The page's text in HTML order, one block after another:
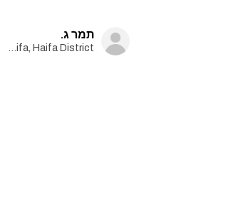
תמר ג.
Haifa, Haifa District